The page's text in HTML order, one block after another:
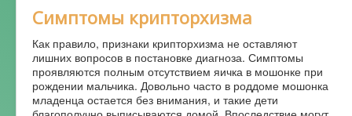
Симптомы крипторхизма
Как правило, признаки крипторхизма не оставляют
лишних вопросов в постановке диагноза. Симптомы
проявляются полным отсутствием яичка в мошонке при
рождении мальчика. Довольно часто в роддоме мошонка
младенца остается без внимания, и такие дети